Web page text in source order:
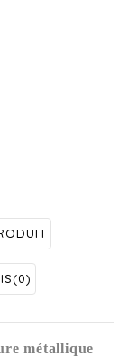
(0)
métallique